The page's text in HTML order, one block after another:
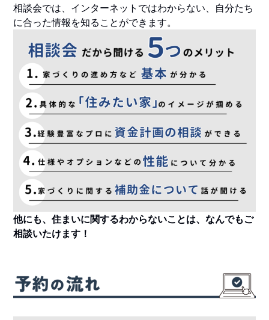
相談会では、インターネットではわからない、自分たち
に合った情報を知ることができます。
他にも、住まいに関するわからないことは、なんでもご
相談いたけます！